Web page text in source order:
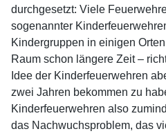
durchgesetzt: Viele
sogenannter
Kindergruppen in einigen
Raum schon längere Zeit –
Idee der Kinderfeuerwehren
zwei Jahren bekommen zu
Kinderfeuerwehren also
das Nachwuchsproblem, das